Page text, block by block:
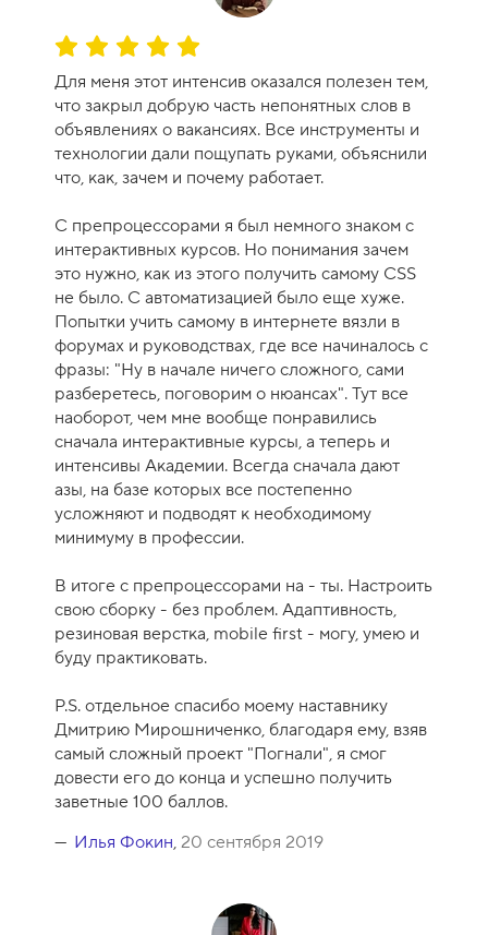
О
ц
е
н
к
а
к
у
р
с
а
-
1
0
Для меня этот интенсив оказался полезен тем,
что закрыл добрую часть непонятных слов в
объявлениях о вакансиях. Все инструменты и
технологии дали пощупать руками, объяснили
что, как, зачем и почему работает.
С препроцессорами я был немного знаком с
интерактивных курсов. Но понимания зачем
это нужно, как из этого получить самому CSS
не было. С автоматизацией было еще хуже.
Попытки учить самому в интернете вязли в
форумах и руководствах, где все начиналось с
фразы: "Ну в начале ничего сложного, сами
разберетесь, поговорим о нюансах". Тут все
наоборот, чем мне вообще понравились
сначала интерактивные курсы, а теперь и
интенсивы Академии. Всегда сначала дают
азы, на базе которых все постепенно
усложняют и подводят к необходимому
минимуму в профессии.
В итоге с препроцессорами на - ты. Настроить
свою сборку - без проблем. Адаптивность,
резиновая верстка, mobile first - могу, умею и
буду практиковать.
P.S. отдельное спасибо моему наставнику
Дмитрию Мирошниченко, благодаря ему, взяв
самый сложный проект "Погнали", я смог
довести его до конца и успешно получить
заветные 100 баллов.
Илья Фокин, 20 сентября 2019